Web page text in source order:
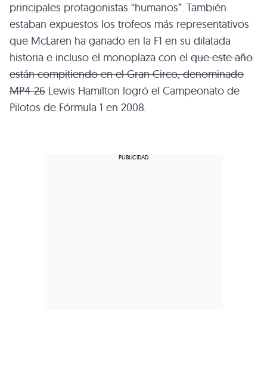
principales protagonistas “humanos”. También
estaban expuestos los trofeos más representativos
que McLaren ha ganado en la F1 en su dilatada
historia e incluso el monoplaza con el que este año
están compitiendo en el Gran Circo, denominado
MP4-26 Lewis Hamilton logró el Campeonato de
Pilotos de Fórmula 1 en 2008.